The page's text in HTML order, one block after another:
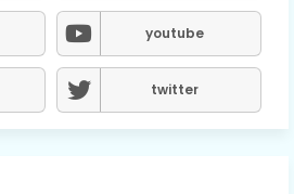
youtube
twitter